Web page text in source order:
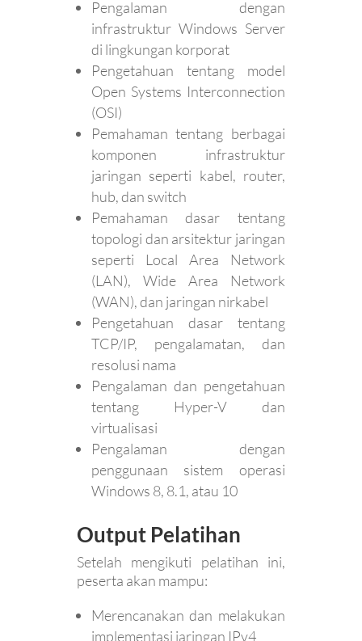
Pengalaman dengan
infrastruktur Windows Server
di lingkungan korporat
Pengetahuan tentang model
Open Systems Interconnection
(OSI)
Pemahaman tentang berbagai
komponen infrastruktur
jaringan seperti kabel, router,
hub, dan switch
Pemahaman dasar tentang
topologi dan arsitektur jaringan
seperti Local Area Network
(LAN), Wide Area Network
(WAN), dan jaringan nirkabel
Pengetahuan dasar tentang
TCP/IP, pengalamatan, dan
resolusi nama
Pengalaman dan pengetahuan
tentang Hyper-V dan
virtualisasi
Pengalaman dengan
penggunaan sistem operasi
Windows 8, 8.1, atau 10
Output Pelatihan
Setelah mengikuti pelatihan ini,
peserta akan mampu:
Merencanakan dan melakukan
implementasi jaringan IPv4